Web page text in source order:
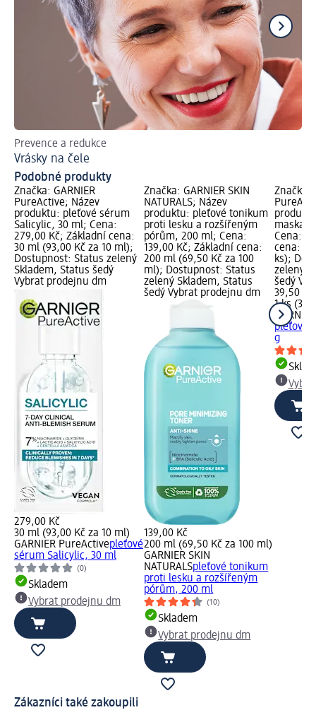
Prevence a redukce
Vrásky na čele
Podobné produkty
Značka: GARNIER
PureActive; Název
produktu: pleťové sérum
Salicylic, 30 ml; Cena:
279,00 Kč; Základní cena:
30 ml (93,00 Kč za 10 ml);
Dostupnost: Status zelený
Skladem, Status šedý
Vybrat prodejnu dm
279,00 Kč
30 ml (93,00 Kč za 10 ml)
GARNIER PureActivepleťové
sérum Salicylic, 30 ml
(0)
Skladem
Vybrat prodejnu dm
Značka: GARNIER SKIN
NATURALS; Název
produktu: pleťové tonikum
proti lesku a rozšířeným
pórům, 200 ml; Cena:
139,00 Kč; Základní cena:
200 ml (69,50 Kč za 100
ml); Dostupnost: Status
zelený Skladem, Status
šedý Vybrat prodejnu dm
139,00 Kč
200 ml (69,50 Kč za 100 ml)
GARNIER SKIN
NATURALSpleťové tonikum
proti lesku a rozšířeným
pórům, 200 ml
(10)
Skladem
Vybrat prodejnu dm
Značka:
maska
Cena:
cena: 1
ks);
zelený
šedý
39,50 Kč
1 ks
pleťová
g
Zákazníci také zakoupili